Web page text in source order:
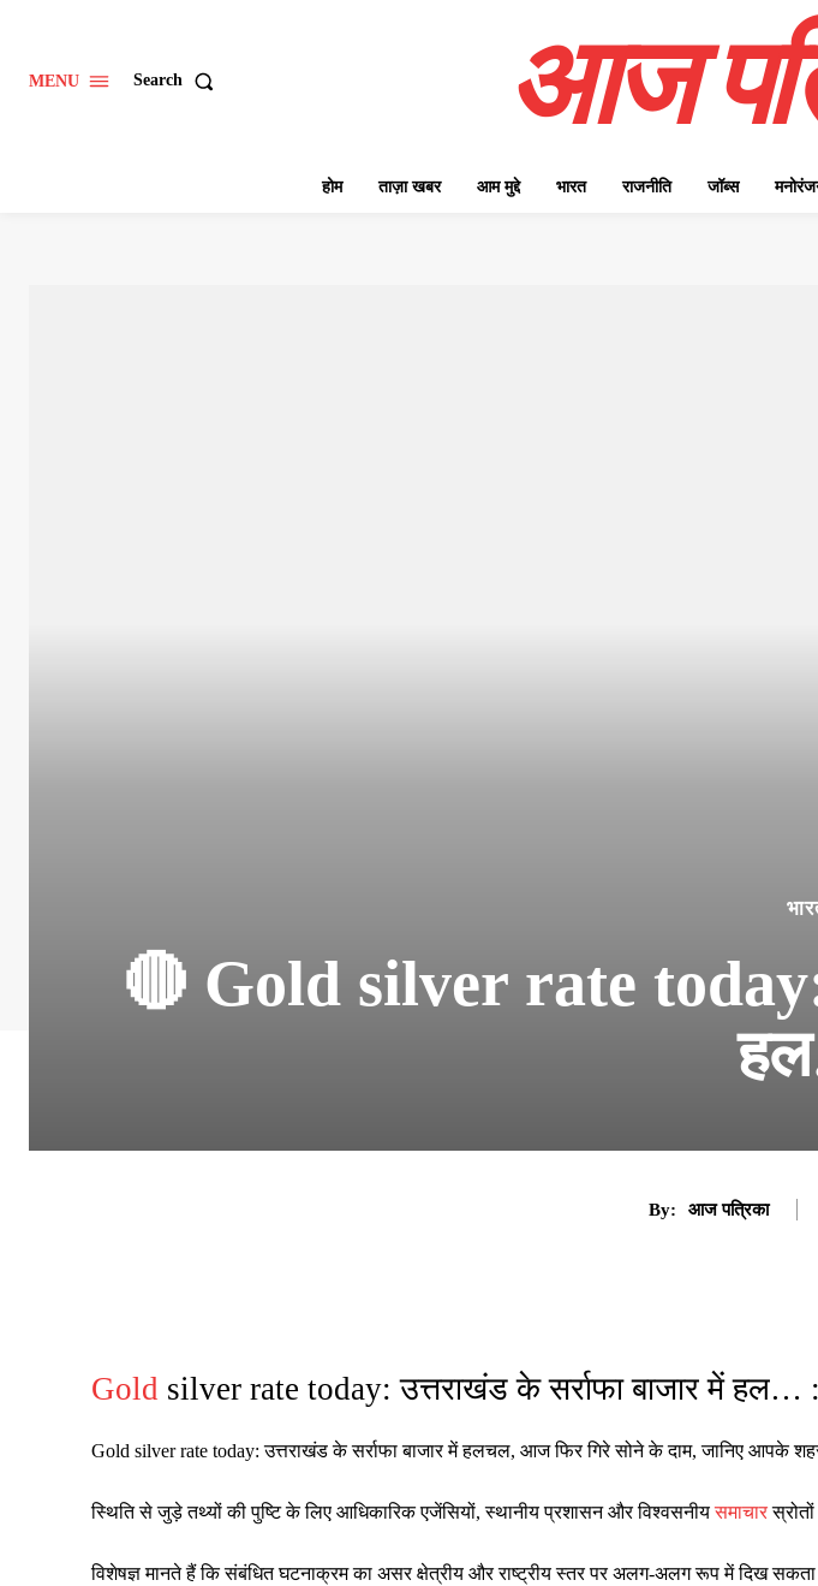
MENU Search आज
होम ताज़ा खबर आम मुद्दे भारत राजनीति जॉब्स
🔴 Gold silver rate today:
By: आज पत्रिका
Gold silver rate today: उत्तराखंड के सर्राफा बाजार में हल…
Gold silver rate today: उत्तराखंड के सर्राफा बाजार में हलचल, आज फिर गिरे सोने के दाम, जानिए आपके
स्थिति से जुड़े तथ्यों की पुष्टि के लिए आधिकारिक एजेंसियों, स्थानीय प्रशासन और विश्वसनीयसमाचार
विशेषज्ञ मानते हैं कि संबंधित घटनाक्रम का असर क्षेत्रीय और राष्ट्रीय स्तर पर अलग-अलग रूप में दिख